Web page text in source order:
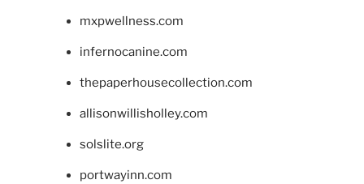
mxpwellness.com
infernocanine.com
thepaperhousecollection.com
allisonwillisholley.com
solslite.org
portwayinn.com